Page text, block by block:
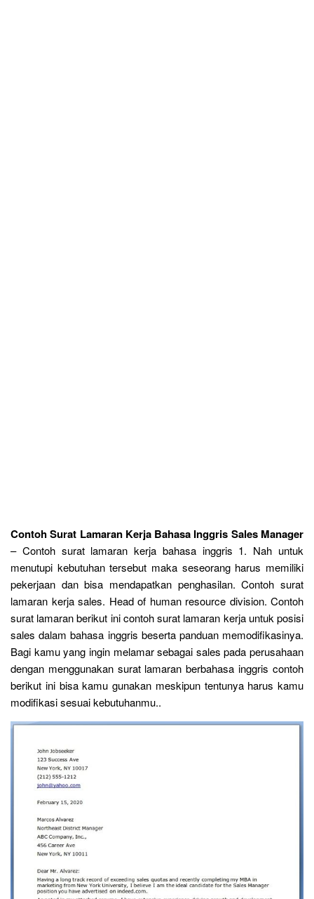
Contoh Surat Lamaran Kerja Bahasa Inggris Sales Manager
– Contoh surat lamaran kerja bahasa inggris 1. Nah untuk
menutupi kebutuhan tersebut maka seseorang harus memiliki
pekerjaan dan bisa mendapatkan penghasilan. Contoh surat
lamaran kerja sales. Head of human resource division. Contoh
surat lamaran berikut ini contoh surat lamaran kerja untuk posisi
sales dalam bahasa inggris beserta panduan memodifikasinya.
Bagi kamu yang ingin melamar sebagai sales pada perusahaan
dengan menggunakan surat lamaran berbahasa inggris contoh
berikut ini bisa kamu gunakan meskipun tentunya harus kamu
modifikasi sesuai kebutuhanmu..